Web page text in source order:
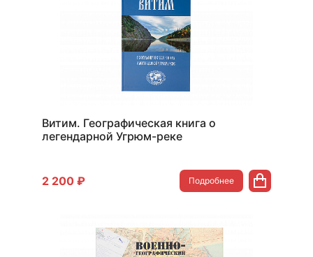
Витим. Географическая книга о
легендарной Угрюм-реке
2 200 ₽ Подробнее